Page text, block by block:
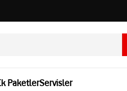
PaketlerServisler